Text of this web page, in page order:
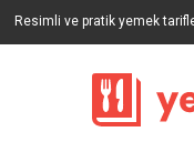
Resimli ve pratik yemek